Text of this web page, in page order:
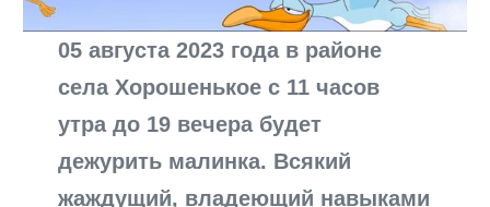
05 августа 2023 года в районе
села Хорошенькое с 11 часов
утра до 19 вечера будет
дежурить малинка. Всякий
жаждущий, владеющий навыками